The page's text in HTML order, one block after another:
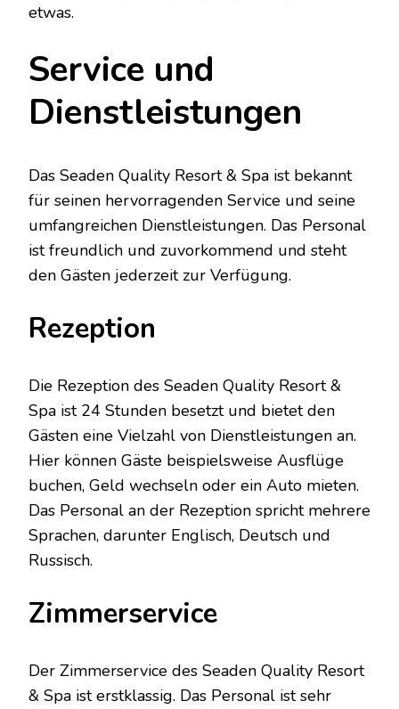
etwas.
Service und
Dienstleistungen
Das Seaden Quality Resort & Spa ist bekannt
für seinen hervorragenden Service und seine
umfangreichen Dienstleistungen. Das Personal
ist freundlich und zuvorkommend und steht
den Gästen jederzeit zur Verfügung.
Rezeption
Die Rezeption des Seaden Quality Resort &
Spa ist 24 Stunden besetzt und bietet den
Gästen eine Vielzahl von Dienstleistungen an.
Hier können Gäste beispielsweise Ausflüge
buchen, Geld wechseln oder ein Auto mieten.
Das Personal an der Rezeption spricht mehrere
Sprachen, darunter Englisch, Deutsch und
Russisch.
Zimmerservice
Der Zimmerservice des Seaden Quality Resort
& Spa ist erstklassig. Das Personal ist sehr